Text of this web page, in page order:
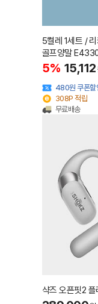
5켤레 1세트 /
골프양말
5% 15,112
480원 쿠폰할
308P 적립
무료배송
샥즈 오픈핏2 플